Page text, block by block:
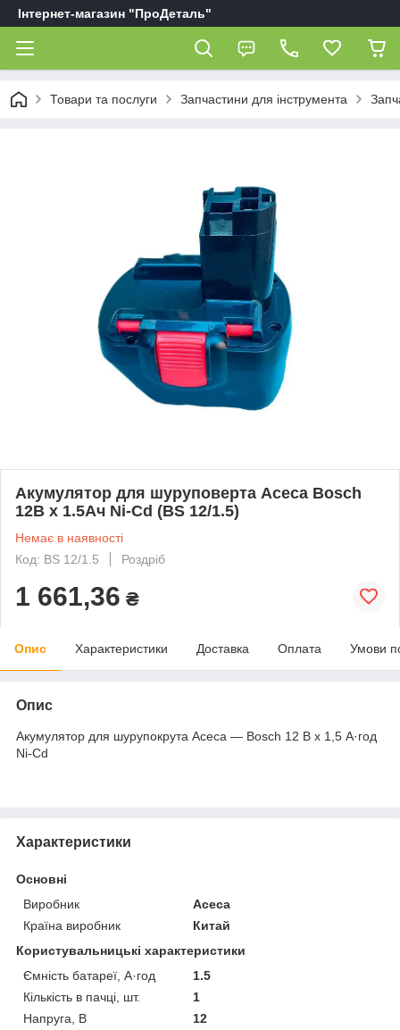
Інтернет-магазин "ПроДеталь"
Товари та послуги Запчастини для інструмента
Акумулятор для шуруповерта Асеса Bosch
12В x 1.5Ач Ni-Cd (BS 12/1.5)
Немає в наявності
Код: BS 12/1.5
Роздріб
1 661,36 ₴
Опис Характеристики Доставка Оплата Умови
Опис
Акумулятор для шурупокрута Асеса — Bosch 12 В x 1,5 А·год
Ni-Cd
Характеристики
Основні
Виробник
Асеса
Країна виробник
Китай
Користувальницькі характеристики
Ємність батареї, А·год
1.5
Кількість в пачці, шт.
1
Напруга, В
12